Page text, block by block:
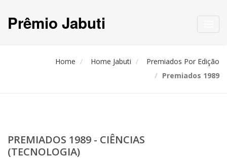
Prêmio Jabuti
Home Home Jabuti
Premiados Por Edição
Premiados 1989
PREMIADOS 1989 - CIÊNCIAS
(TECNOLOGIA)